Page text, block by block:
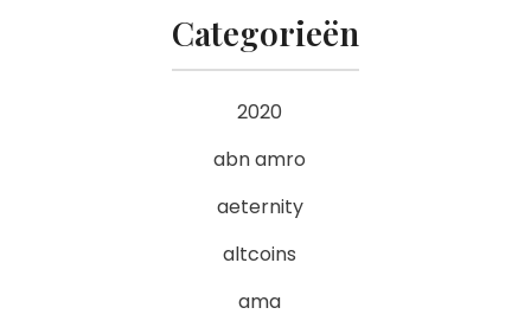
Categorieën
2020
abn amro
aeternity
altcoins
ama